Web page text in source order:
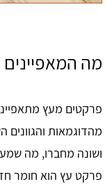
מה
פרקטים מעץ
מהדוגמאות והגוונים
ושונה מחברו, מה
פרקט עץ הוא חומר